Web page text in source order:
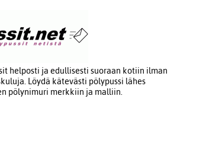
helposti ja edullisesti suoraan kotiin ilman
Löydä kätevästi pölypussi lähes
pölynimuri merkkiin ja malliin.